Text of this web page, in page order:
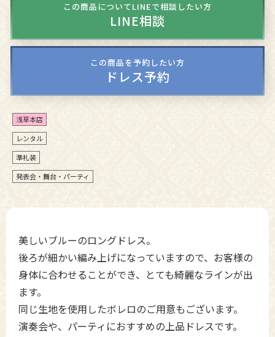
この商品についてLINEで相談したい方
LINE相談
この商品を予約したい方
ドレス予約
浅草本店
レンタル
準礼装
発表会・舞台・パーティ
美しいブルーのロングドレス。
後ろが細かい編み上げになっていますので、お客様の
身体に合わせることができ、とても綺麗なラインが出
ます。
同じ生地を使用したボレロのご用意もございます。
演奏会や、パーティにおすすめの上品ドレスです。